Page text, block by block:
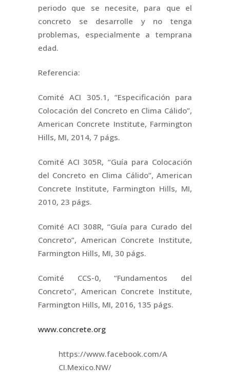
periodo que se necesite, para que el
concreto se desarrolle y no tenga
problemas, especialmente a temprana
edad.
Referencia:
Comité ACI 305.1, “Especificación para
Colocación del Concreto en Clima Cálido”,
American Concrete Institute, Farmington
Hills, MI, 2014, 7 págs.
Comité ACI 305R, “Guía para Colocación
del Concreto en Clima Cálido”, American
Concrete Institute, Farmington Hills, MI,
2010, 23 págs.
Comité ACI 308R, “Guía para Curado del
Concreto”, American Concrete Institute,
Farmington Hills, MI, 30 págs.
Comité CCS-0, “Fundamentos del
Concreto”, American Concrete Institute,
Farmington Hills, MI, 2016, 135 págs.
www.concrete.org
https://www.facebook.com/A
CI.Mexico.NW/